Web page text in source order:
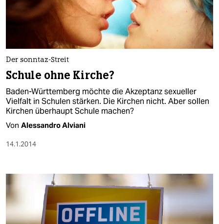
Der sonntaz-Streit
Schule ohne Kirche?
Baden-Württemberg möchte die Akzeptanz sexueller
Vielfalt in Schulen stärken. Die Kirchen nicht. Aber sollen
Kirchen überhaupt Schule machen?
Von Alessandro Alviani
14.1.2014